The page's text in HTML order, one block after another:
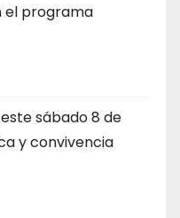
el programa
sábado 8 de
y convivencia